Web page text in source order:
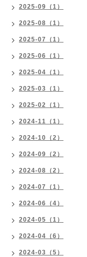
2025-09（1）
2025-08（1）
2025-07（1）
2025-06（1）
2025-04（1）
2025-03（1）
2025-02（1）
2024-11（1）
2024-10（2）
2024-09（2）
2024-08（2）
2024-07（1）
2024-06（4）
2024-05（1）
2024-04（6）
2024-03（5）